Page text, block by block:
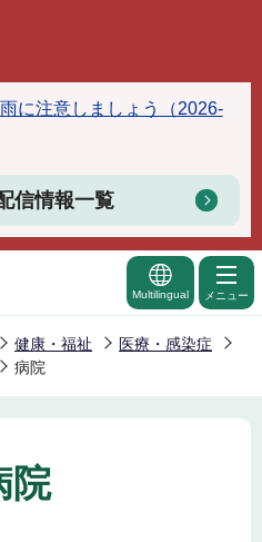
に注意しましょう（2026-
信情報一覧
Multilingual メニュー
健康・福祉
医療・感染症
病院
院